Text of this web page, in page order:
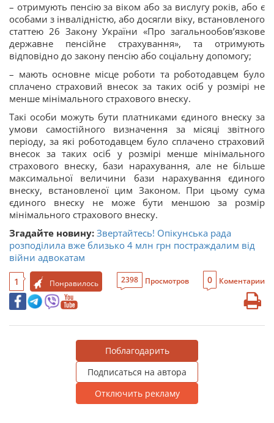
– отримують пенсію за віком або за вислугу років, або є
особами з інвалідністю, або досягли віку, встановленого
статтею 26 Закону України «Про загальнообов’язкове
державне пенсійне страхування», та отримують
відповідно до закону пенсію або соціальну допомогу;
– мають основне місце роботи та роботодавцем було
сплачено страховий внесок за таких осіб у розмірі не
менше мінімального страхового внеску.
Такі особи можуть бути платниками єдиного внеску за
умови самостійного визначення за місяці звітного
періоду, за які роботодавцем було сплачено страховий
внесок за таких осіб у розмірі менше мінімального
страхового внеску, бази нарахування, але не більше
максимальної величини бази нарахування єдиного
внеску, встановленої цим Законом. При цьому сума
єдиного внеску не може бути меншою за розмір
мінімального страхового внеску.
Згадайте новину: Звертайтесь! Опікунська рада
розподілила вже близько 4 млн грн постраждалим від
війни адвокатам
1 Понравилось 2398 Просмотров 0 Коментарии
Поблагодарить
Подписаться на автора
Отключить рекламу